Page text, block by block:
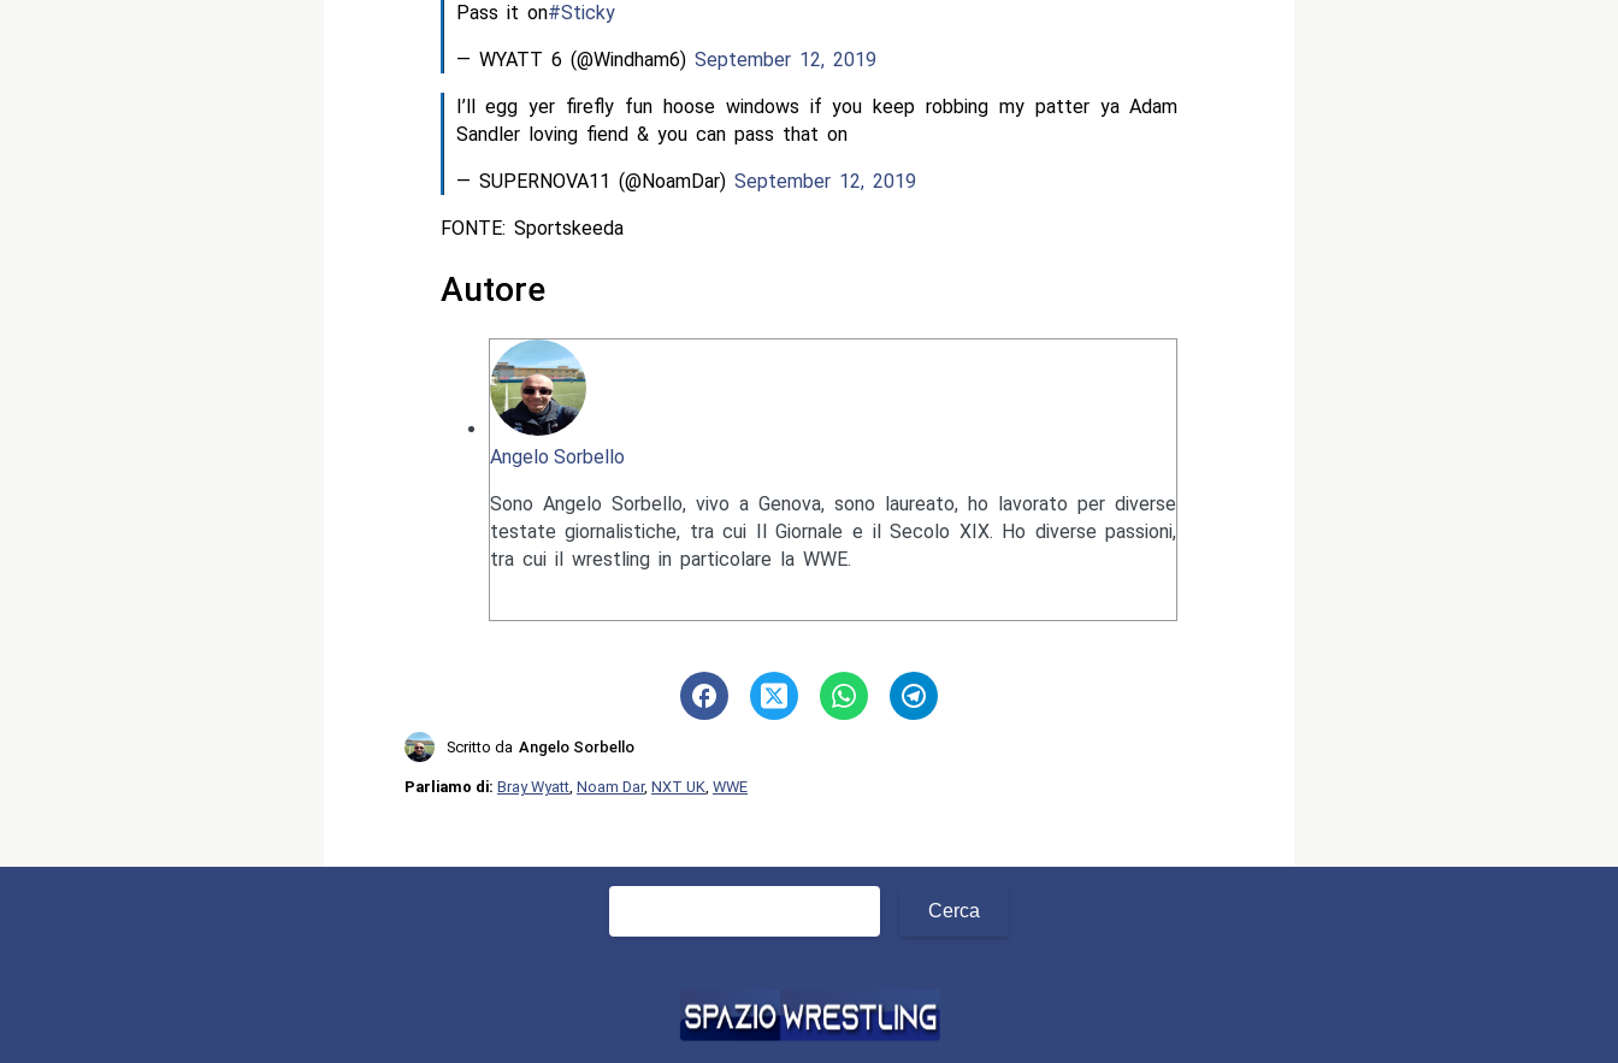
Pass it on#Sticky
— WYATT 6 (@Windham6) September 12, 2019
I’ll egg yer firefly fun hoose windows if you keep robbing my patter ya Adam
Sandler loving fiend & you can pass that on
— SUPERNOVA11 (@NoamDar) September 12, 2019
FONTE: Sportskeeda
Autore
Angelo Sorbello
Sono Angelo Sorbello, vivo a Genova, sono laureato, ho lavorato per diverse
testate giornalistiche, tra cui Il Giornale e il Secolo XIX. Ho diverse passioni,
tra cui il wrestling in particolare la WWE.
Scritto da Angelo Sorbello
Parliamo di: Bray Wyatt, Noam Dar, NXT UK, WWE
Ricerca